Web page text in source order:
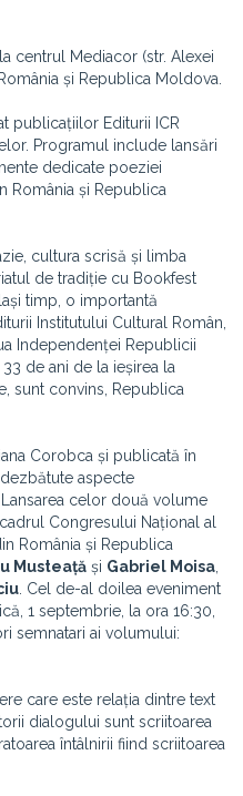
centrul Mediacor (str. Alexei
și Republica Moldova.
publicațiilor Editurii ICR
Programul include lansări
dedicate poeziei
România și Republica
cultura scrisă și limba
de tradiție cu Bookfest
timp, o importantă
Institutului Cultural Român,
Independenței Republicii
de ani de la ieșirea la
sunt convins, Republica
Corobca și publicată în
aspecte
celor două volume
Congresului Național al
România și Republica
Musteață și Gabriel Moisa
. Cel de-al doilea eveniment
1 septembrie, la ora 16:30,
semnatari ai volumului:
care este relația dintre text
dialogului sunt scriitoarea
întâlnirii fiind scriitoarea